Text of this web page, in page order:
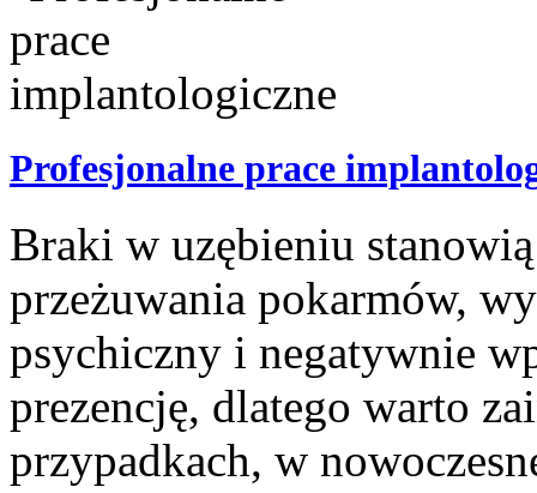
Profesjonalne prace
Braki w uzębieniu
przeżuwania pokarmów,
psychiczny i negatywnie
prezencję, dlatego warto
przypadkach, w